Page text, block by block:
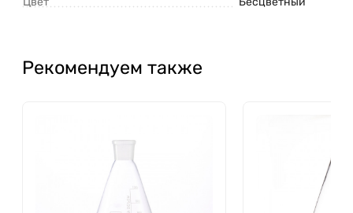
Рекомендуем также